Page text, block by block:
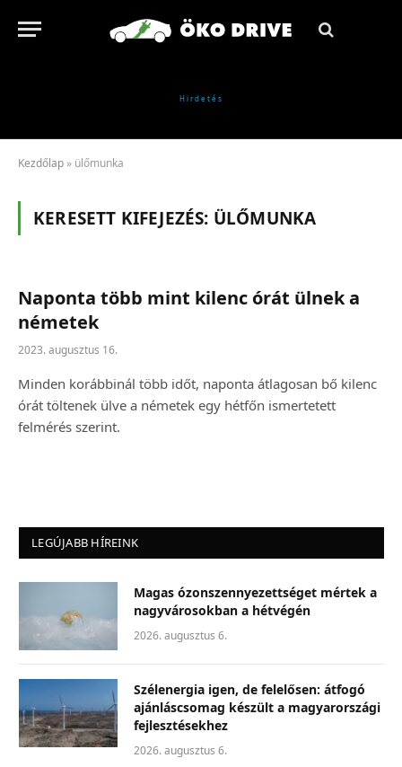
Kezdőlap » ülőmunka
KERESETT KIFEJEZÉS: ÜLŐMUNKA
Naponta több mint kilenc órát ülnek a
németek
2023. augusztus 16.
Minden korábbinál több időt, naponta átlagosan bő kilenc
órát töltenek ülve a németek egy hétfőn ismertetett
felmérés szerint.
LEGÚJABB HÍREINK
Magas ózonszennyezettséget mértek a
nagyvárosokban a hétvégén
2026. augusztus 6.
Szélenergia igen, de felelősen: átfogó
ajánláscsomag készült a magyarországi
fejlesztésekhez
2026. augusztus 6.